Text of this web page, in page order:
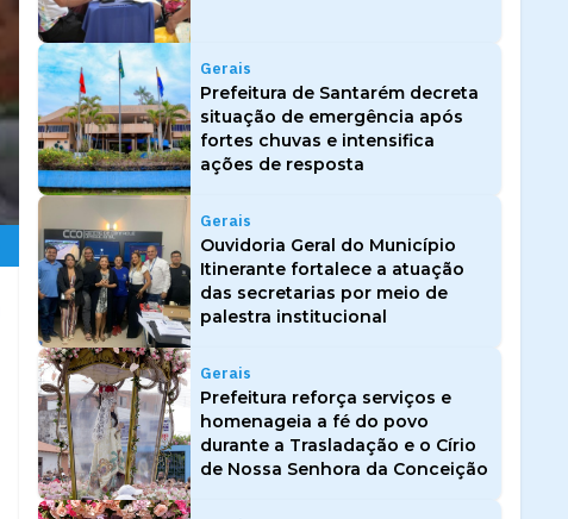
Gerais
Prefeitura de Santarém decreta
situação de emergência após
fortes chuvas e intensifica
ações de resposta
Gerais
Ouvidoria Geral do Município
Itinerante fortalece a atuação
das secretarias por meio de
palestra institucional
Gerais
Prefeitura reforça serviços e
homenageia a fé do povo
durante a Trasladação e o Círio
de Nossa Senhora da Conceição